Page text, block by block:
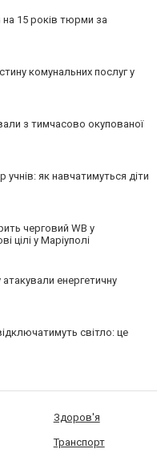
15 років тюрми за
комунальних послуг у
з тимчасово окупованої
як навчатимуться діти
черговий WB у
цілі у Маріуполі
енергетичну
світло: це
Здоров'я
Транспорт